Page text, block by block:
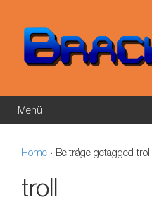
Menü
Home › Beiträge getagged troll
troll